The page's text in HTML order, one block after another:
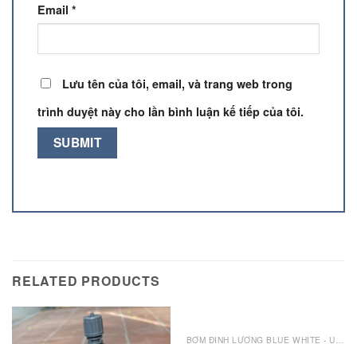
Email *
Lưu tên của tôi, email, và trang web trong
trình duyệt này cho lần bình luận kế tiếp của tôi.
RELATED PRODUCTS